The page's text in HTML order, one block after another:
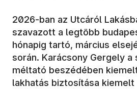
2026-ban az Utcáról
szavazott a legtöbb
hónapig tartó, március
során. Karácsony Gergely
méltató beszédében
lakhatás biztosítása kiemelt